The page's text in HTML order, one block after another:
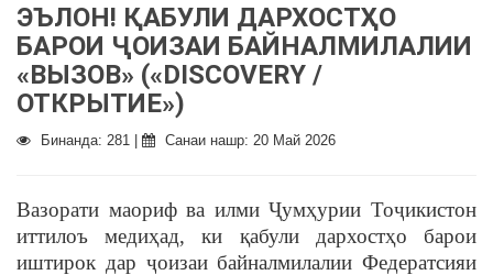
ЭЪЛОН! ҚАБУЛИ ДАРХОСТҲО
БАРОИ ҶОИЗАИ БАЙНАЛМИЛАЛИИ
«ВЫЗОВ» («DISCOVERY /
ОТКРЫТИЕ»)
Бинанда: 281 | Санаи нашр: 20 Май 2026
Вазорати маориф ва илми Ҷумҳурии Тоҷикистон
иттилоъ медиҳад, ки қабули дархостҳо барои
иштирок дар ҷоизаи байналмилалии Федератсияи